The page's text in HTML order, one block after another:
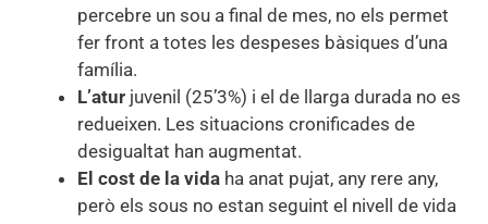
percebre un sou a final de mes, no els permet
fer front a totes les despeses bàsiques d’una
família.
L’atur juvenil (25’3%) i el de llarga durada no es
redueixen. Les situacions cronificades de
desigualtat han augmentat.
El cost de la vida ha anat pujat, any rere any,
però els sous no estan seguint el nivell de vida